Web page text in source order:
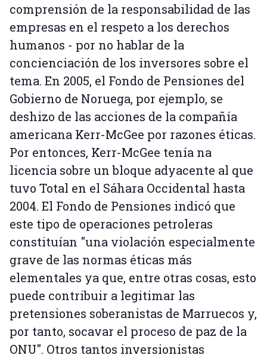
comprensión de la responsabilidad de las
empresas en el respeto a los derechos
humanos - por no hablar de la
concienciación de los inversores sobre el
tema. En 2005, el Fondo de Pensiones del
Gobierno de Noruega, por ejemplo, se
deshizo de las acciones de la compañía
americana Kerr-McGee por razones éticas.
Por entonces, Kerr-McGee tenía na
licencia sobre un bloque adyacente al que
tuvo Total en el Sáhara Occidental hasta
2004. El Fondo de Pensiones indicó que
este tipo de operaciones petroleras
constituían "una violación especialmente
grave de las normas éticas más
elementales ya que, entre otras cosas, esto
puede contribuir a legitimar las
pretensiones soberanistas de Marruecos y,
por tanto, socavar el proceso de paz de la
ONU". Otros tantos inversionistas